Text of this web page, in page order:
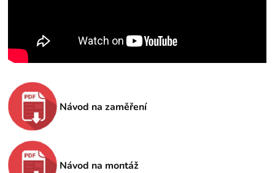
Návod na zaměření
Návod na montáž